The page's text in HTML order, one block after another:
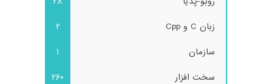
زبان C و Cpp
2
سازمان
1
سخت افزار
260